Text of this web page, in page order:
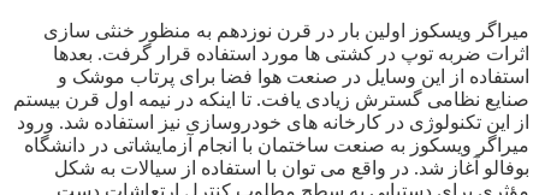
میراگر ویسکوز اولین بار در قرن نوزدهم به منظور خنثی‌ سازی
اثرات ضربه توپ در کشتی‌ ها مورد استفاده قرار گرفت. بعدها
استفاده از این وسایل در صنعت هوا فضا برای پرتاب موشک و
صنایع نظامی گسترش زیادی یافت. تا اینکه در نیمه اول قرن بیستم
از این تکنولوژی در کارخانه های خودروسازی نیز استفاده شد. ورود
میراگر ویسکوز به صنعت ساختمان با انجام آزمایشاتی در دانشگاه
بوفالو آغاز شد. در واقع می‌ توان با استفاده از سیالات به شکل
مؤثری برای دستیابی به سطح مطلوب کنترل ارتعاشات دست